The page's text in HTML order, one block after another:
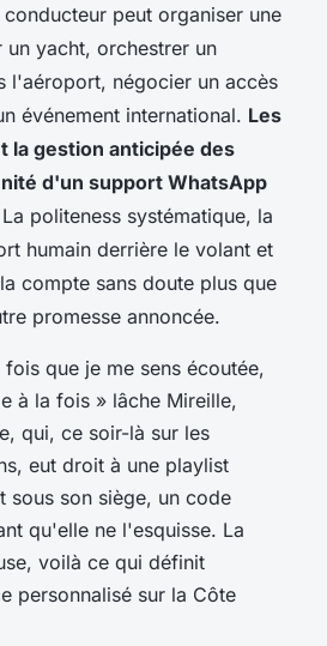
peut organiser une
un yacht, orchestrer un
l'aéroport, négocier un accès
événement international. Les
la gestion anticipée des
d'un support WhatsApp
La politeness systématique, la
humain derrière le volant et
compte sans doute plus que
promesse annoncée.
que je me sens écoutée,
à la fois » lâche Mireille,
qui, ce soir-là sur les
eut droit à une playlist
sous son siège, un code
qu'elle ne l'esquisse. La
voilà ce qui définit
personnalisé sur la Côte